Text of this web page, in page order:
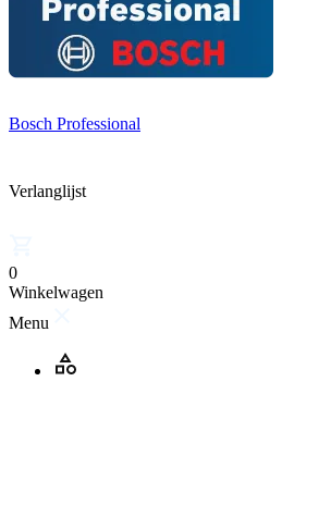
Bosch Professional
Verlanglijst
0
Winkelwagen
Menu